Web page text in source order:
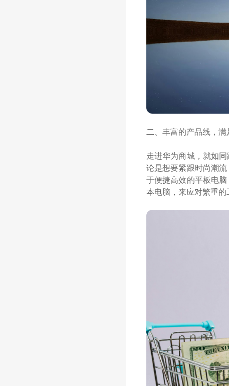
二、丰富的产品线，
走进华为商城，就如
论是想要紧跟时尚潮
于便捷高效的平板电
本电脑，来应对繁重的